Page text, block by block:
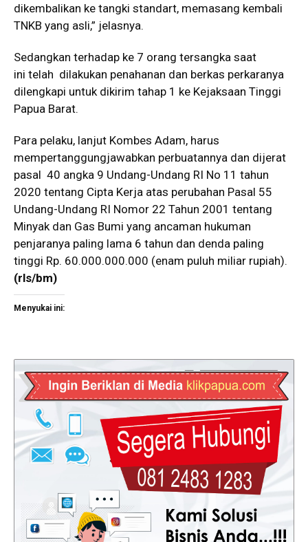
dikembalikan ke tangki standart, memasang kembali
TNKB yang asli,” jelasnya.
Sedangkan terhadap ke 7 orang tersangka saat
ini telah dilakukan penahanan dan berkas perkaranya
dilengkapi untuk dikirim tahap 1 ke Kejaksaan Tinggi
Papua Barat.
Para pelaku, lanjut Kombes Adam, harus
mempertanggungjawabkan perbuatannya dan dijerat
pasal 40 angka 9 Undang-Undang RI No 11 tahun
2020 tentang Cipta Kerja atas perubahan Pasal 55
Undang-Undang RI Nomor 22 Tahun 2001 tentang
Minyak dan Gas Bumi yang ancaman hukuman
penjaranya paling lama 6 tahun dan denda paling
tinggi Rp. 60.000.000.000 (enam puluh miliar rupiah).
(rls/bm)
Menyukai ini: